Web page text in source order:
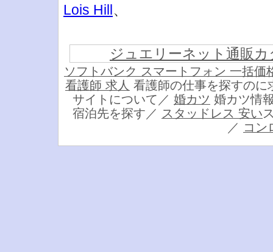
Lois Hill、
ジュエリーネット通販
ソフトバンク スマートフォン 一括価
看護師 求人 看護師の仕事を探すの
サイトについて／ 婚カツ 婚カツ情
宿泊先を探す／ スタッドレス 安い
／ コン